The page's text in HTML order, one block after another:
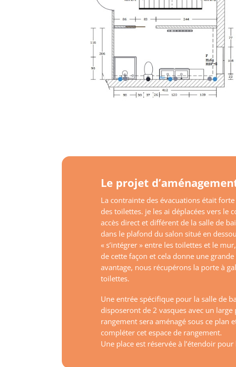
Le projet
La contrainte des évacuations était
des toilettes. je les ai déplacées vers le
accès direct et différent de la salle de
dans le plafond du salon situé en
« s’intégrer » entre les toilettes et le
de cette façon et cela donne une
avantage, nous récupérons la porte à
toilettes.
Une entrée spécifique pour la salle de
disposeront de 2 vasques avec un large
rangement sera aménagé sous ce plan
compléter cet espace de rangement.
Une place est réservée à l’étendoir